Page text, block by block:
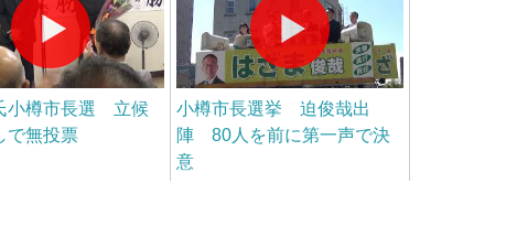
小樽市長選 立候
で無投票
小樽市長選挙 迫俊哉出
陣 80人を前に第一声で決
意